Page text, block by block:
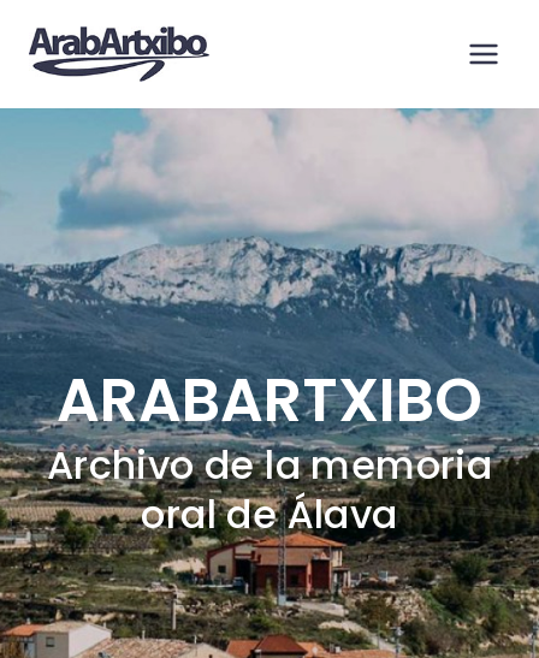
contenido
ARABARTXIBO
Archivo de la memoria
oral de Álava